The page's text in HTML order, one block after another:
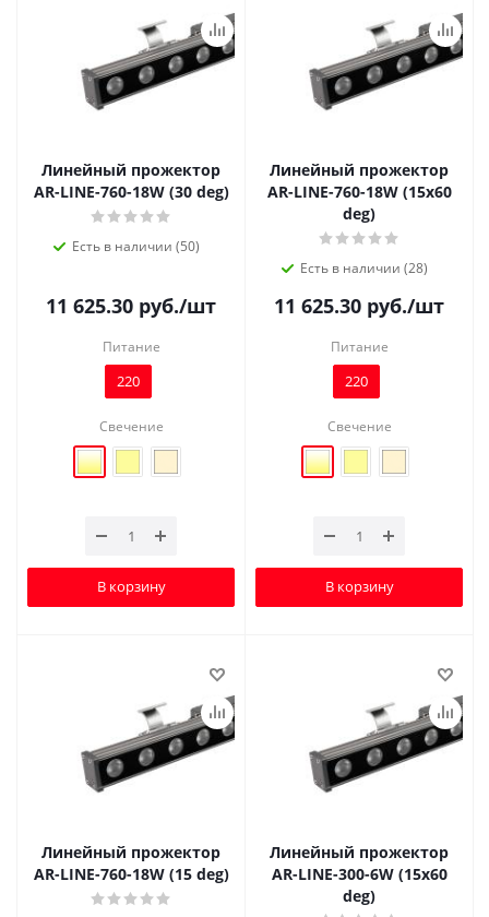
Линейный прожектор
AR-LINE-760-18W (30 deg)
Есть в наличии (50)
11 625.30 руб./шт
Питание
220
Свечение
В корзину
Линейный прожектор
AR-LINE-760-18W (15x60
deg)
Есть в наличии (28)
11 625.30 руб./шт
Питание
220
Свечение
В корзину
Линейный прожектор
AR-LINE-760-18W (15 deg)
Линейный прожектор
AR-LINE-300-6W (15x60
deg)